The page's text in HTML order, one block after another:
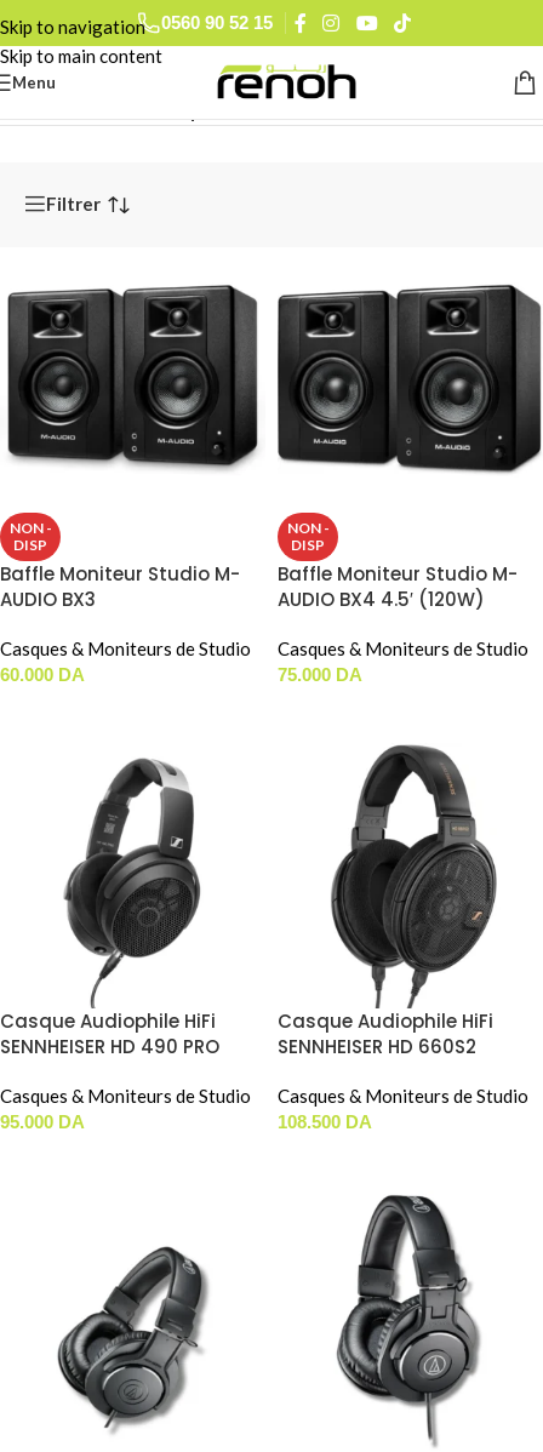
Skip to navigation
Skip to main content
0560 90 52 15
Menu
Filtrer
NON -
DISP
Baffle Moniteur Studio M-
AUDIO BX3
Casques & Moniteurs de Studio
60.000 DA
NON -
DISP
Baffle Moniteur Studio M-
AUDIO BX4 4.5′ (120W)
Casques & Moniteurs de Studio
75.000 DA
Casque Audiophile HiFi
SENNHEISER HD 490 PRO
Casques & Moniteurs de Studio
95.000 DA
Casque Audiophile HiFi
SENNHEISER HD 660S2
Casques & Moniteurs de Studio
108.500 DA